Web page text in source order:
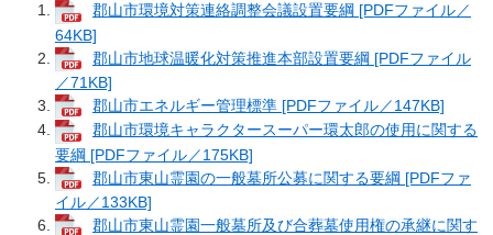
郡山市環境対策連絡調整会議設置要綱 [PDFファイル／
64KB]
郡山市地球温暖化対策推進本部設置要綱 [PDFファイル
／71KB]
郡山市エネルギー管理標準 [PDFファイル／147KB]
郡山市環境キャラクタースーパー環太郎の使用に関する
要綱 [PDFファイル／175KB]
郡山市東山霊園の一般墓所公募に関する要綱 [PDFファ
イル／133KB]
郡山市東山霊園一般墓所及び合葬墓使用権の承継に関す